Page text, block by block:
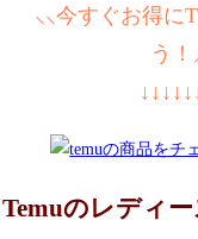
⸜⸜今すぐお得に
う！
Temuのレディ